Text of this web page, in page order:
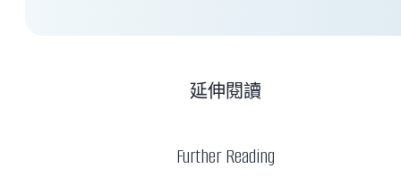
Further Reading
延伸閱讀